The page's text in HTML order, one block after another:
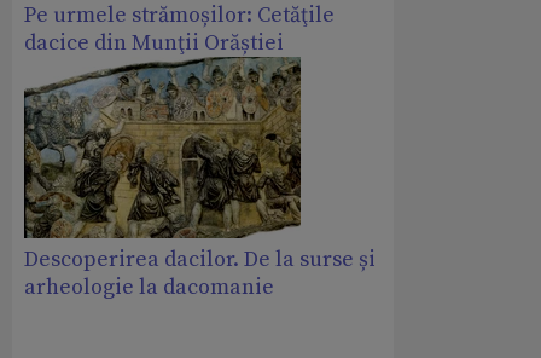
Pe urmele strămoșilor: Cetăţile
dacice din Munţii Orăștiei
Descoperirea dacilor. De la surse și
arheologie la dacomanie